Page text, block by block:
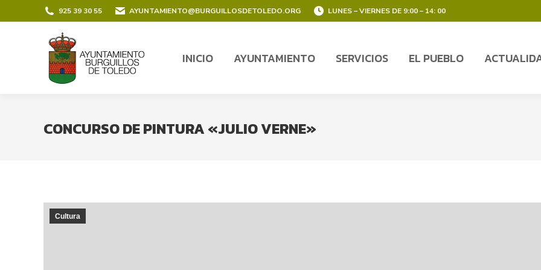
925 39 30 55 AYUNTAMIENTO@BURGUILLOSDETOLEDO.ORG LUNES – VIERNES DE 9:00 – 14: 00
INICIO AYUNTAMIENTO SERVICIOS EL PUEBLO
CONCURSO DE PINTURA «JULIO VERNE»
Cultura
INICIO AYUNTAMIENTO SERVICIOS EL PUEBLO